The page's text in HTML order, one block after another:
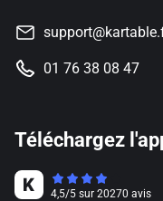
01 76 38 08 47
Téléchargez
4,5/5 sur 20270 avis